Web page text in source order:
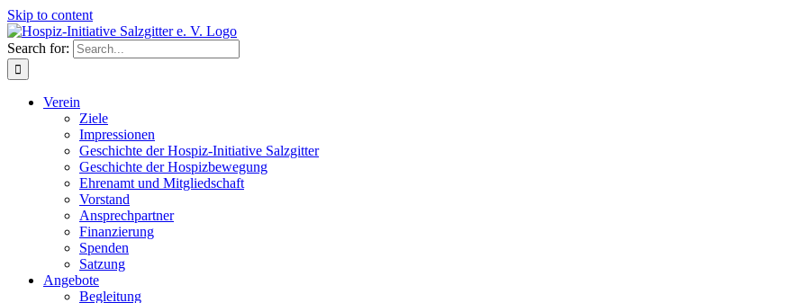
Skip to content
Search for:
Verein
Ziele
Impressionen
Geschichte der Hospiz-Initiative Salzgitter
Geschichte der Hospizbewegung
Ehrenamt und Mitgliedschaft
Vorstand
Ansprechpartner
Finanzierung
Spenden
Satzung
Angebote
Begleitung